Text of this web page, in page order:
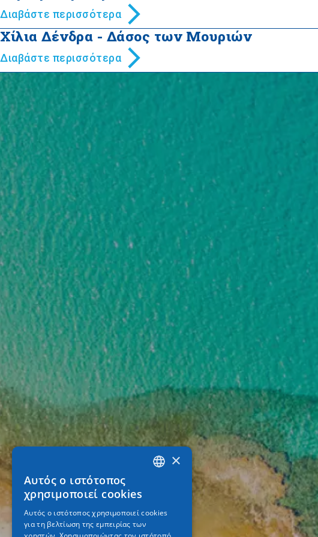
Διαβάστε περισσότερα
Χίλια Δένδρα - Δάσος των Μουριών
Διαβάστε περισσότερα
×
Αυτός ο ιστότοπος
χρησιμοποιεί cookies
Αυτός ο ιστότοπος χρησιμοποιεί cookies
για τη βελτίωση της εμπειρίας των